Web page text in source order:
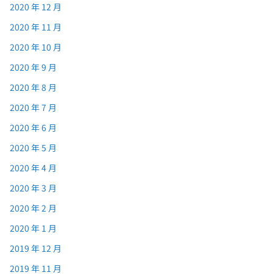
2020 年 12 月
2020 年 11 月
2020 年 10 月
2020 年 9 月
2020 年 8 月
2020 年 7 月
2020 年 6 月
2020 年 5 月
2020 年 4 月
2020 年 3 月
2020 年 2 月
2020 年 1 月
2019 年 12 月
2019 年 11 月